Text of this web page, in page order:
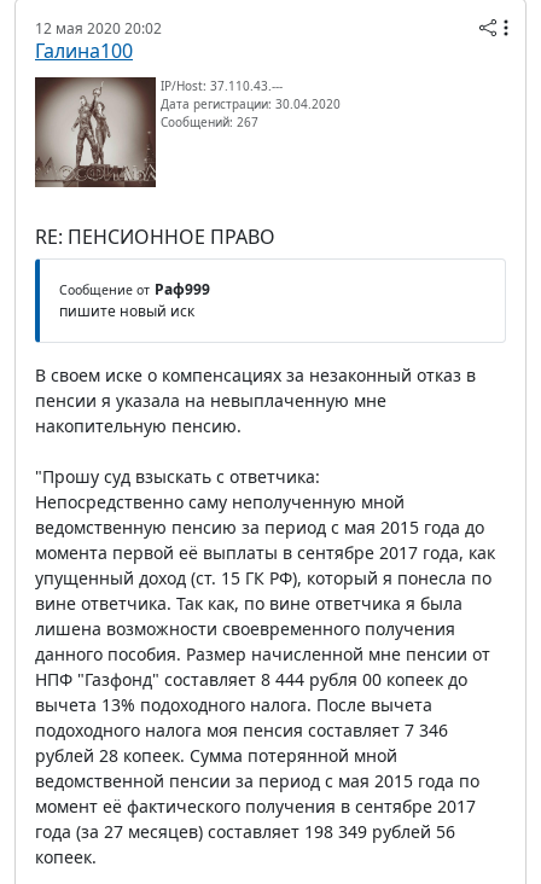
12 мая 2020 20:02
Галина100
IP/Host: 37.110.43.---
Дата регистрации: 30.04.2020
Сообщений: 267
RE: ПЕНСИОННОЕ ПРАВО
Сообщение от Раф999
пишите новый иск
В своем иске о компенсациях за незаконный отказ в
пенсии я указала на невыплаченную мне
накопительную пенсию.
"Прошу суд взыскать с ответчика:
Непосредственно саму неполученную мной
ведомственную пенсию за период с мая 2015 года до
момента первой её выплаты в сентябре 2017 года, как
упущенный доход (ст. 15 ГК РФ), который я понесла по
вине ответчика. Так как, по вине ответчика я была
лишена возможности своевременного получения
данного пособия. Размер начисленной мне пенсии от
НПФ "Газфонд" составляет 8 444 рубля 00 копеек до
вычета 13% подоходного налога. После вычета
подоходного налога моя пенсия составляет 7 346
рублей 28 копеек. Сумма потерянной мной
ведомственной пенсии за период с мая 2015 года по
момент её фактического получения в сентябре 2017
года (за 27 месяцев) составляет 198 349 рублей 56
копеек.